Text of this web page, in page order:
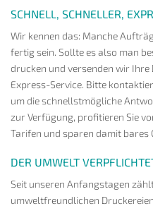
SCHNELL, SCHNELLER,
Wir kennen das: Manche
fertig sein. Sollte es also man
drucken und versenden wir
Express-Service. Bitte
um die schnellstmögliche
zur Verfügung, profitieren Sie
Tarifen und sparen damit bares
DER UMWELT
Seit unseren Anfangstagen
umweltfreundlichen